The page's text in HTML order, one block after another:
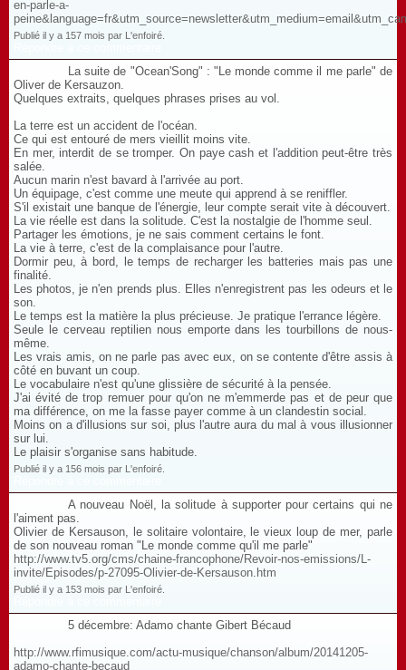
en-parle-a-
Publié il y a 157 mois par L'enfoiré.
La suite de "Ocean'Song" : "Le monde comme il me parle" de
Oliver de Kersauzon.
Quelques extraits, quelques phrases prises au vol.
La terre est un accident de l'océan.
Ce qui est entouré de mers vieillit moins vite.
En mer, interdit de se tromper. On paye cash et l'addition peut-être très
salée.
Aucun marin n'est bavard à l'arrivée au port.
Un équipage, c'est comme une meute qui apprend à se reniffler.
S'il existait une banque de l'énergie, leur compte serait vite à découvert.
La vie réelle est dans la solitude. C'est la nostalgie de l'homme seul.
Partager les émotions, je ne sais comment certains le font.
La vie à terre, c'est de la complaisance pour l'autre.
Dormir peu, à bord, le temps de recharger les batteries mais pas une
finalité.
Les photos, je n'en prends plus. Elles n'enregistrent pas les odeurs et le
son.
Le temps est la matière la plus précieuse. Je pratique l'errance légère.
Seule le cerveau reptilien nous emporte dans les tourbillons de nous-
même.
Les vrais amis, on ne parle pas avec eux, on se contente d'être assis à
côté en buvant un coup.
Le vocabulaire n'est qu'une glissière de sécurité à la pensée.
J'ai évité de trop remuer pour qu'on ne m'emmerde pas et de peur que
ma différence, on me la fasse payer comme à un clandestin social.
Moins on a d'illusions sur soi, plus l'autre aura du mal à vous illusionner
sur lui.
Le plaisir s'organise sans habitude.
Publié il y a 156 mois par L'enfoiré.
A nouveau Noël, la solitude à supporter pour certains qui ne
l'aiment pas.
Olivier de Kersauson, le solitaire volontaire, le vieux loup de mer, parle
de son nouveau roman "Le monde comme qu'il me parle"
http://www.tv5.org/cms/chaine-francophone/Revoir-nos-emissions/L-
invite/Episodes/p-27095-Olivier-de-Kersauson.htm
Publié il y a 153 mois par L'enfoiré.
5 décembre: Adamo chante Gibert Bécaud
http://www.rfimusique.com/actu-musique/chanson/album/20141205-
adamo-chante-becaud